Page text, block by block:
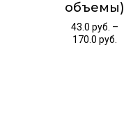
объемы)
43.0 руб. –
170.0 руб.